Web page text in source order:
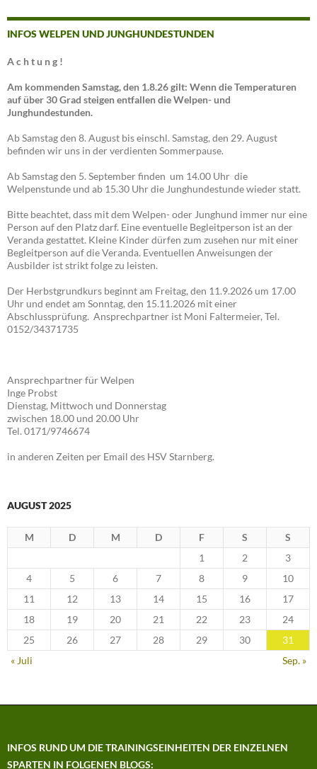
INFOS WELPEN UND JUNGHUNDESTUNDEN
A c h t u n g !
Am kommenden Samstag, den 1.8.26 gilt: Wenn die Temperaturen
auf über 30 Grad steigen entfallen die Welpen- und
Junghundestunden.
Ab Samstag den 8. August bis einschl. Samstag, den 29. August
befinden wir uns in der verdienten Sommerpause.
Ab Samstag den 5. September finden um 14.00 Uhr die
Welpenstunde und ab 15.30 Uhr die Junghundestunde wieder statt.
Bitte beachtet, dass mit dem Welpen- oder Junghund immer nur eine
Person auf den Platz darf. Eine eventuelle Begleitperson ist an der
Veranda gestattet. Kleine Kinder dürfen zum zusehen nur mit einer
Begleitperson auf die Veranda. Eventuellen Anweisungen der
Ausbilder ist strikt folge zu leisten.
Der Herbstgrundkurs beginnt am Freitag, den 11.9.2026 um 17.00
Uhr und endet am Sonntag, den 15.11.2026 mit einer
Abschlussprüfung. Ansprechpartner ist Moni Faltermeier, Tel.
0152/34371735
Ansprechpartner für Welpen
Inge Probst
Dienstag, Mittwoch und Donnerstag
zwischen 18.00 und 20.00 Uhr
Tel. 0171/9746674
in anderen Zeiten per Email des HSV Starnberg.
AUGUST 2025
M D M D F S
S
1
2
3
4
5 6 7 8 9
10
11
12 13 14 15 16
17
18
19 20 21 22 23
24
25
26 27 28 29 30
31
« Juli
Sep. »
INFOS RUND UM DIE TRAININGSEINHEITEN DER EINZELNEN
SPARTEN IN FOLGENEN BLOGS: